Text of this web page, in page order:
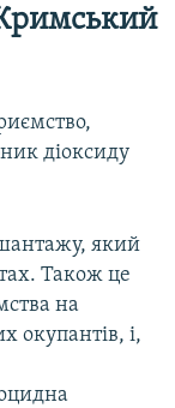
діоксиду
який
Також це
на
окупантів, і,